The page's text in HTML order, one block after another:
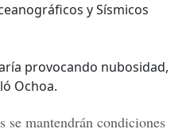
y Sísmicos
provocando nubosidad,
Ochoa.
se mantendrán condiciones